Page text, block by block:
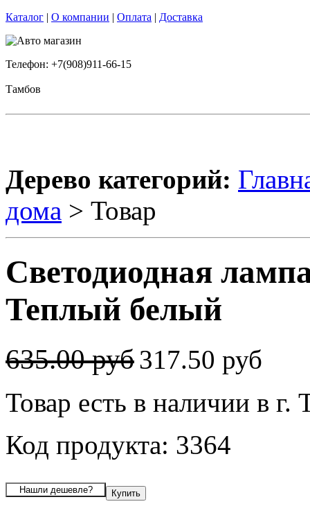
Каталог | О компании | Оплата | Доставка
Телефон: +7(908)911-66-15
Тамбов
Дерево категорий:
дома > Товар
Светодиодная
Теплый белый
635.00 руб317.50 руб
Товар есть в наличии в г.
Код продукта: 3364